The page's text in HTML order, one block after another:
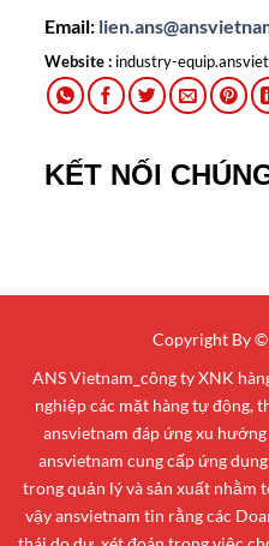
Email:
Website : industry-
KẾT NỐI
Copyright By ©
ANS Vietnam_công ty XNK
nghiệp các mặt hàng tự động,
ansvietnam đáp ứng xu
ansvietnam cung cấp ứng
trong quản lý và sản xuất nhằm
vậy ansvietnam tin rằng các